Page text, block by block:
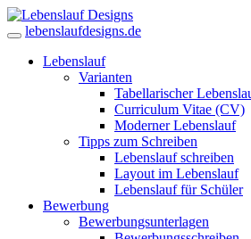
lebenslaufdesigns.de
Lebenslauf
Varianten
Tabellarischer
Curriculum Vitae (CV)
Moderner Lebenslauf
Tipps zum Schreiben
Lebenslauf schreiben
Layout im Lebenslauf
Lebenslauf für Schüler
Bewerbung
Bewerbungsunterlagen